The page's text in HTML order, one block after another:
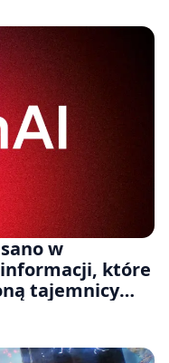
w
które
tajemnicy